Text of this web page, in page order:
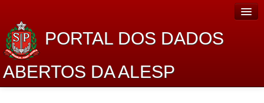
PORTAL DOS DADOS
ABERTOS DA ALESP